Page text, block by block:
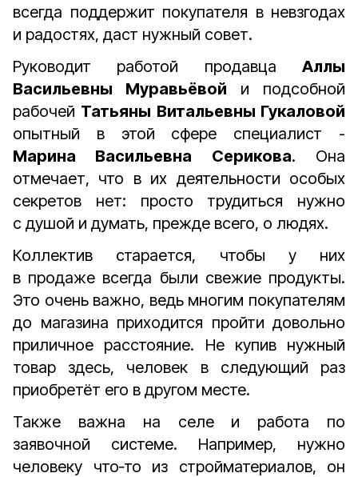
всегда поддержит покупателя в невзгодах
и радостях, даст нужный совет.
Руководит работой продавца Аллы
Васильевны Муравьёвой и подсобной
рабочей Татьяны Витальевны Гукаловой
опытный в этой сфере специалист -
Марина Васильевна Серикова. Она
отмечает, что в их деятельности особых
секретов нет: просто трудиться нужно
с душой и думать, прежде всего, о людях.
Коллектив старается, чтобы у них
в продаже всегда были свежие продукты.
Это очень важно, ведь многим покупателям
до магазина приходится пройти довольно
приличное расстояние. Не купив нужный
товар здесь, человек в следующий раз
приобретёт его в другом месте.
Также важна на селе и работа по
заявочной системе. Например, нужно
человеку что‑то из стройматериалов, он